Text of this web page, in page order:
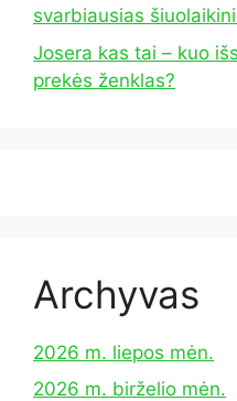
svarbiausias
Josera kas tai – kuo
prekės ženklas?
Archyvas
2026 m. liepos mėn.
2026 m. birželio mėn.